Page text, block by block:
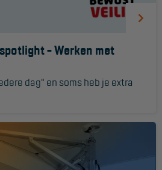
- Werken met
dag" en soms heb je extra